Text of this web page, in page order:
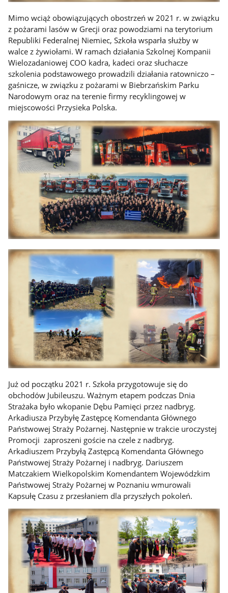
Mimo wciąż obowiązujących obostrzeń w 2021 r. w związku
z pożarami lasów w Grecji oraz powodziami na terytorium
Republiki Federalnej Niemiec, Szkoła wsparła służby w
walce z żywiołami. W ramach działania Szkolnej Kompanii
Wielozadaniowej COO kadra, kadeci oraz słuchacze
szkolenia podstawowego prowadzili działania ratowniczo –
gaśnicze, w związku z pożarami w Biebrzańskim Parku
Narodowym oraz na terenie firmy recyklingowej w
miejscowości Przysieka Polska.
Już od początku 2021 r. Szkoła przygotowuje się do
obchodów Jubileuszu. Ważnym etapem podczas Dnia
Strażaka było wkopanie Dębu Pamięci przez nadbryg.
Arkadiusza Przybyłę Zastępcę Komendanta Głównego
Państwowej Straży Pożarnej. Następnie w trakcie uroczystej
Promocji zaproszeni goście na czele z nadbryg.
Arkadiuszem Przybyłą Zastępcą Komendanta Głównego
Państwowej Straży Pożarnej i nadbryg. Dariuszem
Matczakiem Wielkopolskim Komendantem Wojewódzkim
Państwowej Straży Pożarnej w Poznaniu wmurowali
Kapsułę Czasu z przesłaniem dla przyszłych pokoleń.